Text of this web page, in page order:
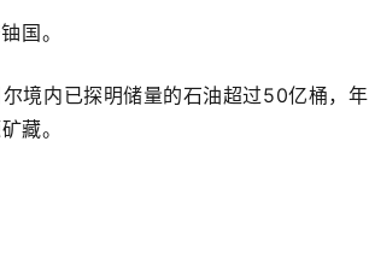
国。
境内已探明储量的石油超过50亿桶，年
藏。